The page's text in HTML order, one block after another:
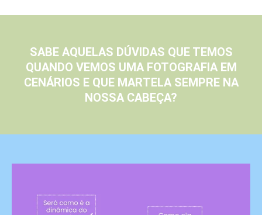
SABE AQUELAS DÚVIDAS QUE TEMOS
QUANDO VEMOS UMA FOTOGRAFIA EM
CENÁRIOS E QUE MARTELA SEMPRE NA
NOSSA CABEÇA?